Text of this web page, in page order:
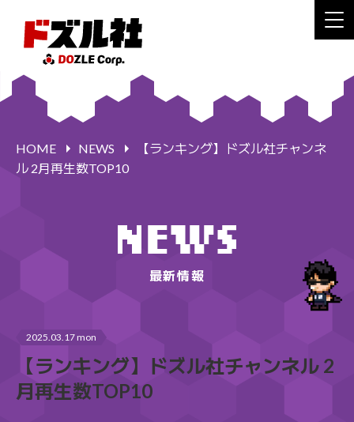
HOME NEWS
【ランキング】ドズル社チャンネ
ル 2月再生数TOP10
最新情報
2025.03.17 mon
【ランキング】ドズル社チャンネル 2
月再生数TOP10